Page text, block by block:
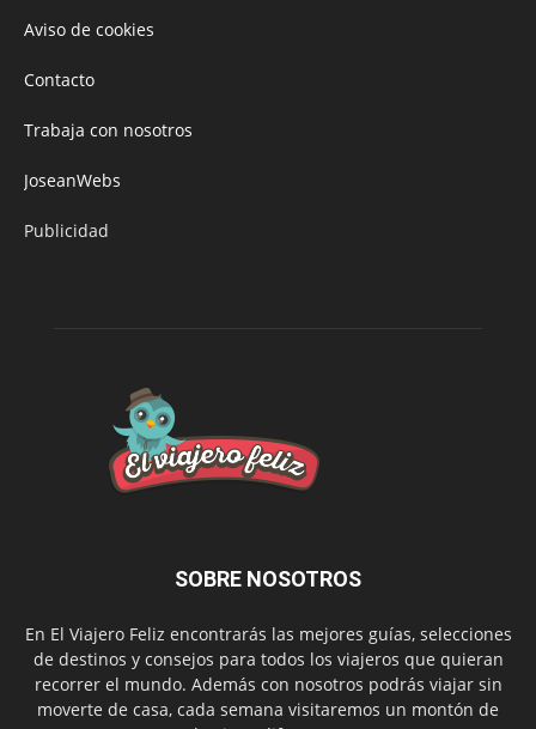
Aviso de cookies
Contacto
Trabaja con nosotros
JoseanWebs
Publicidad
SOBRE NOSOTROS
En El Viajero Feliz encontrarás las mejores guías, selecciones
de destinos y consejos para todos los viajeros que quieran
recorrer el mundo. Además con nosotros podrás viajar sin
moverte de casa, cada semana visitaremos un montón de